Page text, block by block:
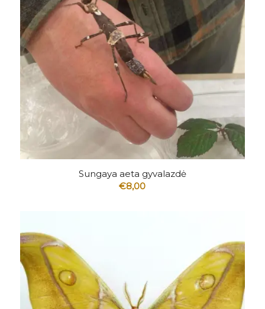
Sungaya aeta gyvalazdė
€8,00